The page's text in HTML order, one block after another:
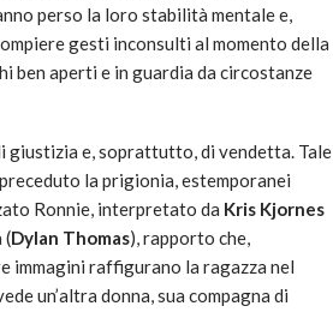
perso la loro stabilità mentale e,
gesti inconsulti al momento della
ben aperti e in guardia da circostanze
giustizia e, soprattutto, di vendetta. Tale
la prigionia, estemporanei
Ronnie, interpretato da Kris Kjornes
(Dylan Thomas), rapporto che,
immagini raffigurano la ragazza nel
un’altra donna, sua compagna di